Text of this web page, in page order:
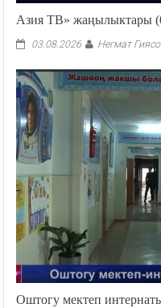
Азия ТВ» жаңылыктары
03.08.2026 Негмат
Оштогу мектеп